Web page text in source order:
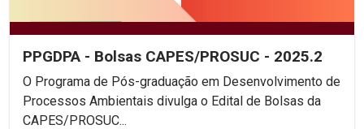
PPGDPA - Bolsas CAPES/PROSUC - 2025.2
O Programa de Pós-graduação em Desenvolvimento de
Processos Ambientais divulga o Edital de Bolsas da
CAPES/PROSUC...